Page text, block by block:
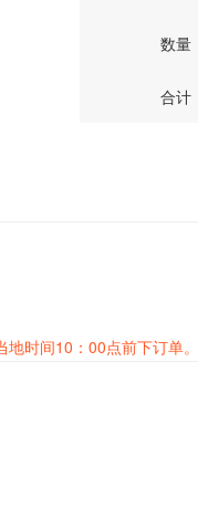
数量
合计
时间10：00点前下订单。